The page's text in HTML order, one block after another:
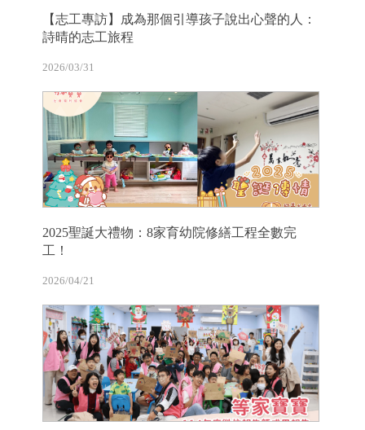
【志工專訪】成為那個引導孩子說出心聲的人：
詩晴的志工旅程
2026/03/31
2025聖誕大禮物：8家育幼院修繕工程全數完
工！
2026/04/21